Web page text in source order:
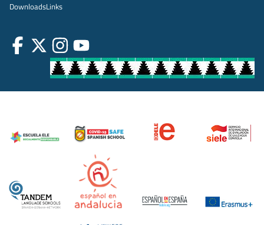
DownloadsLinks